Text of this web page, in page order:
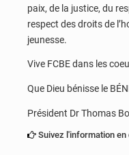
paix, de la justice, du
respect des droits de
jeunesse.
Vive FCBE dans les
Que Dieu bénisse le
Président Dr Thomas
Suivez l'information